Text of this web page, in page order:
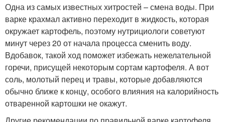
Одна из самых известных хитростей – смена воды. При
варке крахмал активно переходит в жидкость, которая
окружает картофель, поэтому нутрициологи советуют
минут через 20 от начала процесса сменить воду.
Вдобавок, такой ход поможет избежать нежелательной
горечи, присущей некоторым сортам картофеля. А вот
соль, молотый перец и травы, которые добавляются
обычно ближе к концу, особого влияния на калорийность
отваренной картошки не окажут.